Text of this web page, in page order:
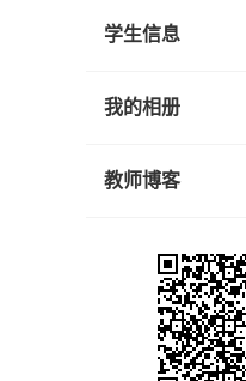
学生信息
我的相册
教师博客